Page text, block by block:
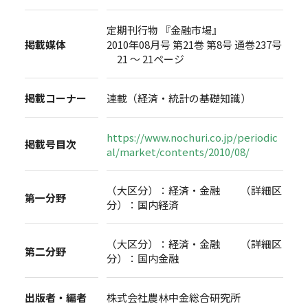
掲載媒体
定期刊行物 『金融市場』
2010年08月号 第21巻 第8号 通巻237号
21 ～ 21ページ
掲載コーナー 連載（経済・統計の基礎知識）
掲載号目次
https://www.nochuri.co.jp/periodic
al/market/contents/2010/08/
第一分野
（大区分）：経済・金融 （詳細区
分）：国内経済
第二分野
（大区分）：経済・金融 （詳細区
分）：国内金融
出版者・編者 株式会社農林中金総合研究所